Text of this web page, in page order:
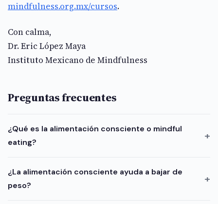
mindfulness.org.mx/cursos.
Con calma,
Dr. Eric López Maya
Instituto Mexicano de Mindfulness
Preguntas frecuentes
¿Qué es la alimentación consciente o mindful
eating?
¿La alimentación consciente ayuda a bajar de
peso?